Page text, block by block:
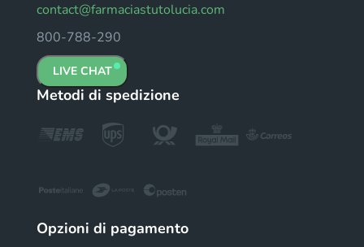
contact@farmaciastutolucia.com
800-788-290
LIVE CHAT
Metodi di spedizione
Opzioni di pagamento